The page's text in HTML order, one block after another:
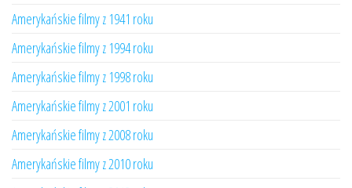
Amerykańskie filmy z 1941 roku
Amerykańskie filmy z 1994 roku
Amerykańskie filmy z 1998 roku
Amerykańskie filmy z 2001 roku
Amerykańskie filmy z 2008 roku
Amerykańskie filmy z 2010 roku